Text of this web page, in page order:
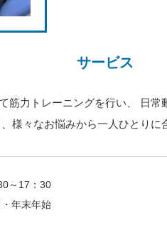
サービス
筋力トレーニングを行い、 日
様々なお悩みから一人ひとりに
～17：30
年末年始